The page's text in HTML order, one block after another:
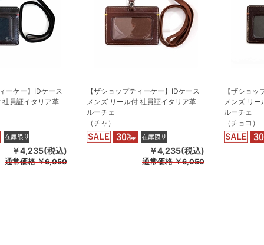
ーケー】IDケース
社員証イタリア革
￥4,235(税込)
通常価格￥6,050
【ザショップティーケー】IDケース
メンズ リール付 社員証イタリア革
ルーチェ
（チャ）
￥4,235(税込)
通常価格￥6,050
【ザショ
メンズ リー
ルーチェ
（チョコ）